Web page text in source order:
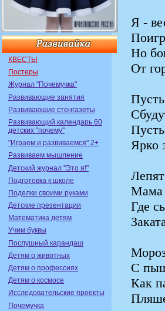
КВЕСТЫ
Постеры
Журнал "Почемучка"
Развивающие занятия
Развивающие стенгазеты
Развивающий календарь 60
детских "почему"
"Играем и развиваемся" 2+
Развиваем мышление
Детский журнал "Это я!"
Подготовка к школе
Поделки своими руками
Детские презентации
Математика детям
Учим буквы
Послушный карандаш
Детям о животных
Детям о профессиях
Детям о космосе
Исследовательские проекты
Почемучка
Я -
Но
От
Ярко
Мама
Где
С
Как